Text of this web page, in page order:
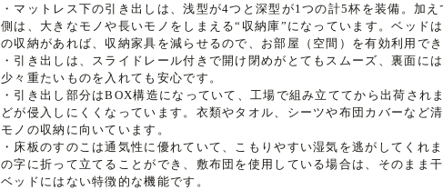
・マットレス下の引き出しは、浅型が4つと深型が1つの計5杯を装備。加
側は、大きなモノや長いモノをしまえる“収納庫”になっています。ベッド
の収納があれば、収納家具を減らせるので、お部屋（空間）を有効利用でき
・引き出しは、スライドレール付きで開け閉めがとてもスムーズ、裏面に
少々重たいものを入れても安心です。
・引き出し部分はBOX構造になっていて、工場で組み立ててから出荷され
どが侵入しにくくなっています。衣類やタオル、シーツや布団カバーなど
モノの収納に向いています。
・床板のすのこは通気性に優れていて、こもりやすい湿気を逃がしてくれ
の字に折って立てることができ、敷布団を使用している場合は、そのまま
ベッドにはない特徴的な機能です。